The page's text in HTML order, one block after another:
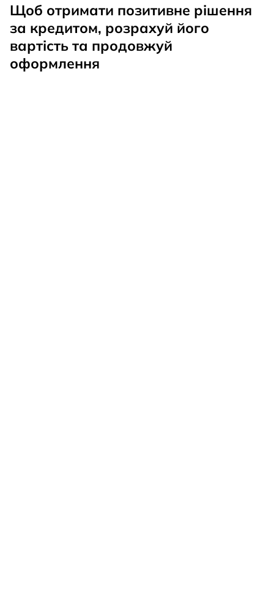
Щоб отримати позитивне рішення
за кредитом, розрахуй його
вартість та продовжуй
оформлення